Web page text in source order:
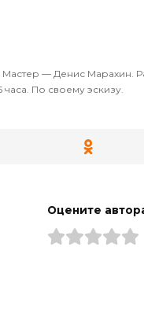
Мастер — Денис
По своему эскизу.
Оцените